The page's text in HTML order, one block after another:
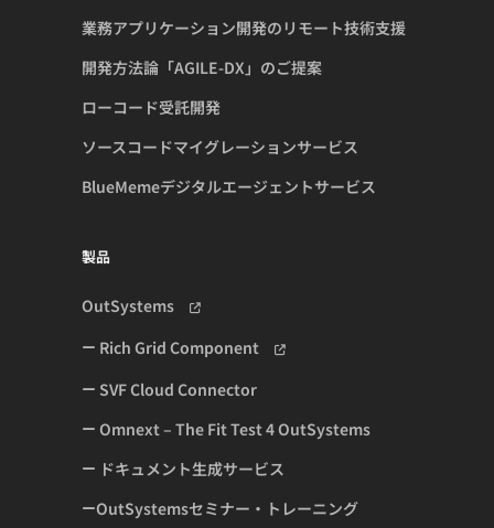
業務アプリケーション開発のリモート技術支援
開発方法論「AGILE-DX」のご提案
ローコード受託開発
ソースコードマイグレーションサービス
BlueMemeデジタルエージェントサービス
製品
OutSystems
Rich Grid Component
SVF Cloud Connector
Omnext – The Fit Test 4 OutSystems
ドキュメント生成サービス
OutSystemsセミナー・トレーニング